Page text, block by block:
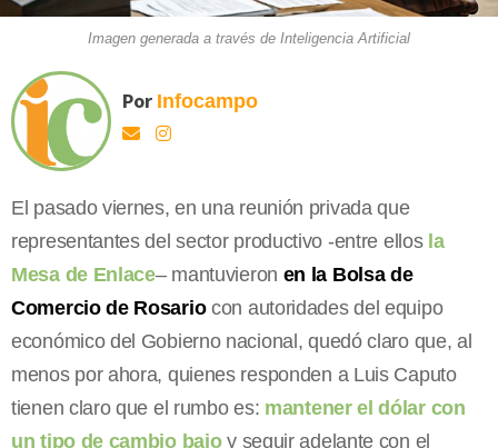
Imagen generada a través de Inteligencia Artificial
Por Infocampo
El pasado viernes, en una reunión privada que
representantes del sector productivo -entre ellos la
Mesa de Enlace– mantuvieron en la Bolsa de
Comercio de Rosariocon autoridades del equipo
económico del Gobierno nacional, quedó claro que, al
menos por ahora, quienes responden a Luis Caputo
tienen claro que el rumbo es: mantener el dólar con
un tipo de cambio bajoy seguir adelante con el